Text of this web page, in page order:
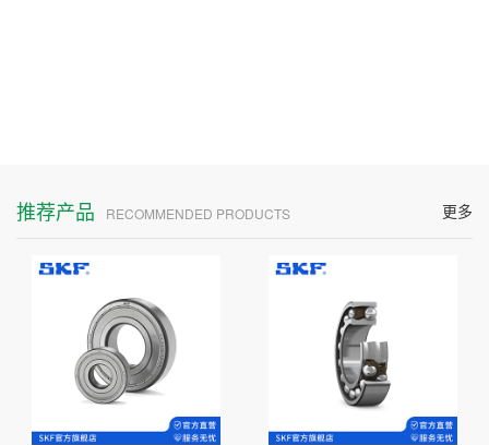
更多
推荐产品 RECOMMENDED PRODUCTS